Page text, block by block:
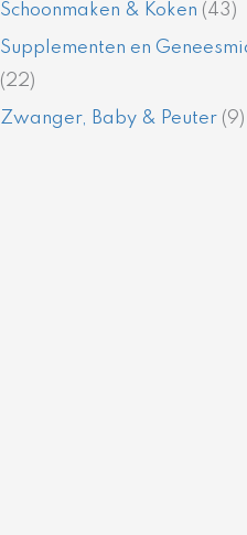
Schoonmaken & Koken (43)
Supplementen en
(22)
Zwanger, Baby & Peuter (9)